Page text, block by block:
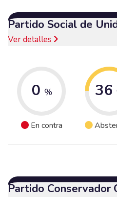
Partido Social de
Ver detalles
0 %
En contra
36
Partido Conservador